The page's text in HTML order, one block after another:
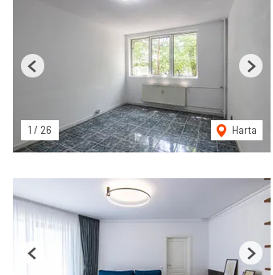
1 / 26 Harta
Previous Next
Previous Next